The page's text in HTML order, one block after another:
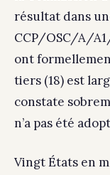
résultat dans
CCP/OSC/A/
ont
tiers (18) est
constate
n’a pas été
Vingt États en